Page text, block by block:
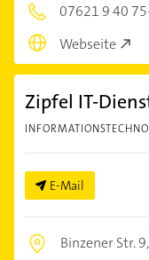
07621 9 40
Webseite
Zipfel IT-
E-Mail
Binzener Str. 9,